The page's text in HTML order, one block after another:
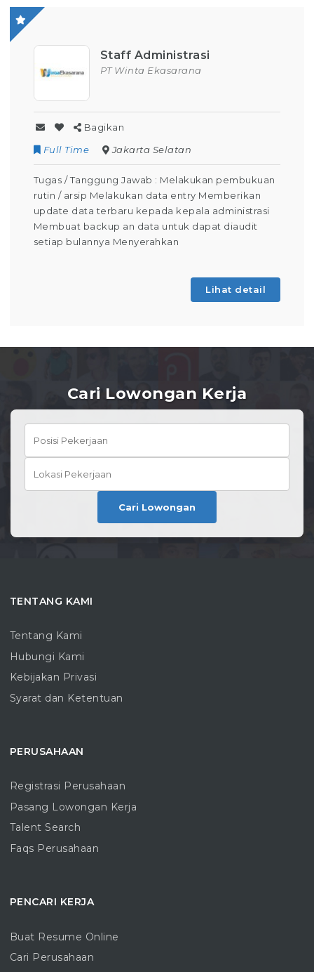
Staff Administrasi
PT Winta Ekasarana
Bagikan
Full Time
Jakarta Selatan
Tugas / Tanggung Jawab : Melakukan pembukuan
rutin / arsip Melakukan data entry Memberikan
update data terbaru kepada kepala administrasi
Membuat backup an data untuk dapat diaudit
setiap bulannya Menyerahkan
Lihat detail
Cari Lowongan Kerja
Cari Lowongan
TENTANG KAMI
Tentang Kami
Hubungi Kami
Kebijakan Privasi
Syarat dan Ketentuan
PERUSAHAAN
Registrasi Perusahaan
Pasang Lowongan Kerja
Talent Search
Faqs Perusahaan
PENCARI KERJA
Buat Resume Online
Cari Perusahaan